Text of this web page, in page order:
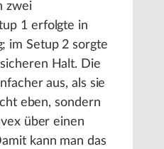
zwei
1 erfolgte in
im Setup 2 sorgte
Halt. Die
aus, als sie
eben, sondern
über einen
kann man das